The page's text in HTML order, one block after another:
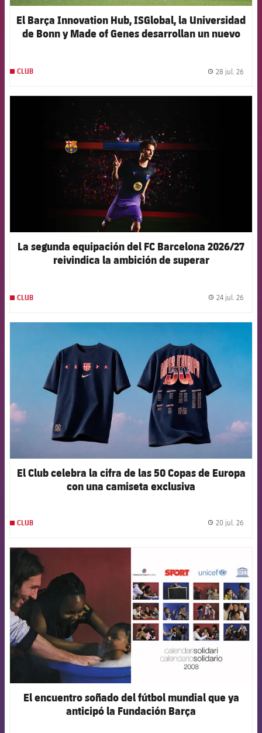
El Barça Innovation Hub, ISGlobal, la Universidad
de Bonn y Made of Genes desarrollan un nuevo
CLUB 28 jul. 26
La segunda equipación del FC Barcelona 2026/27
reivindica la ambición de superar
CLUB 24 jul. 26
El Club celebra la cifra de las 50 Copas de Europa
con una camiseta exclusiva
CLUB 20 jul. 26
El encuentro soñado del fútbol mundial que ya
anticipó la Fundación Barça